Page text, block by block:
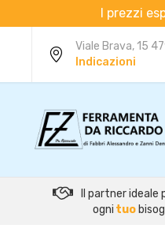
I prezzi
Viale Brava, 15
Indicazioni
Il partner ideale
ogni tuo